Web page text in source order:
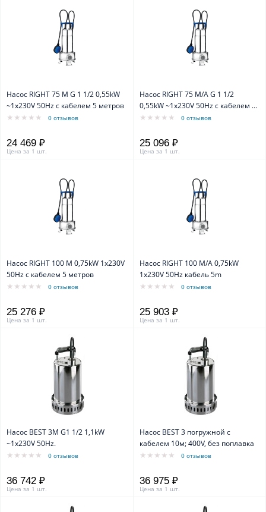
Насос RIGHT 75 M G 1 1/2 0,55kW
~1x230V 50Hz с кабелем 5 метров
0 отзывов
24 469 ₽
Цена за 1 шт.
Насос RIGHT 75 M/A G 1 1/2
0,55kW ~1x230V 50Hz с кабелем 5
метров
0 отзывов
25 096 ₽
Цена за 1 шт.
Насос RIGHT 100 M 0,75kW 1x230V
50Hz с кабелем 5 метров
0 отзывов
25 276 ₽
Цена за 1 шт.
Насос RIGHT 100 M/A 0,75kW
1x230V 50Hz кабель 5m
0 отзывов
25 903 ₽
Цена за 1 шт.
Насос BEST 3M G1 1/2 1,1kW
~1x230V 50Hz.
0 отзывов
36 742 ₽
Цена за 1 шт.
Насос BEST 3 погружной с
кабелем 10м; 400V, без поплавка
0 отзывов
36 975 ₽
Цена за 1 шт.